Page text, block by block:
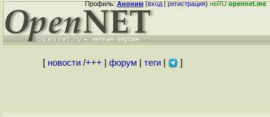
Профиль:Аноним(вход|регистрация)неRUopennet.me
[ новости/+++ форум| теги| ]